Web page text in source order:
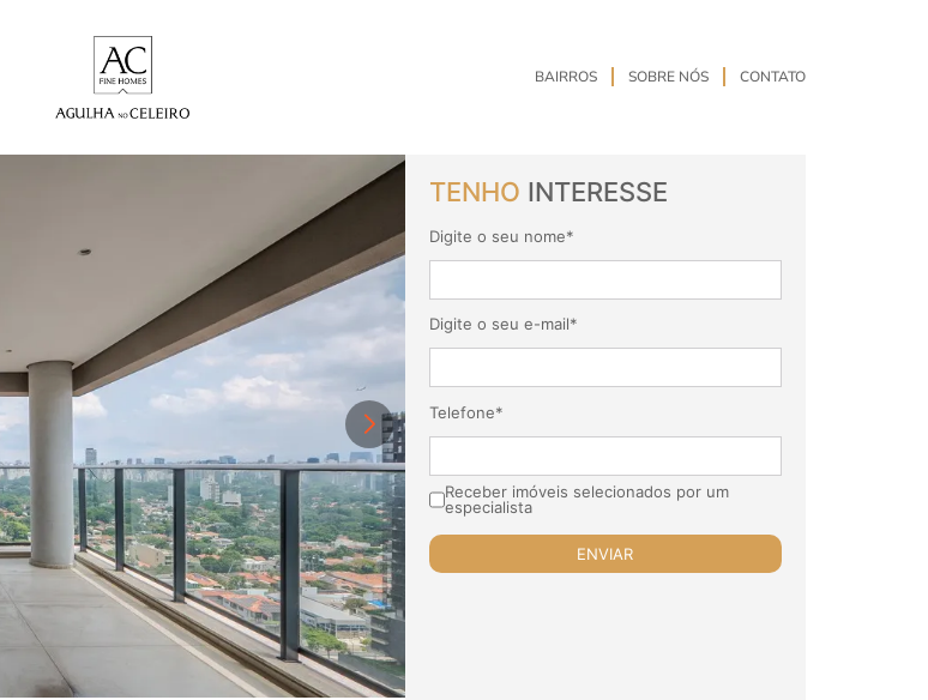
BAIRROS SOBRE NÓS CONTATO
TENHO INTERESSE
Digite o seu nome*
Digite o seu e-mail*
Telefone*
Receber imóveis selecionados por um
especialista